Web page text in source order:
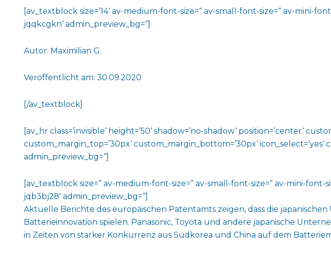
[av_textblock size=’14‘ av-medium-font-size=“ av-small-font-size=“ av-mini-
jqqkcgkn‘ admin_preview_bg=“]
Autor: Maximilian G.
Veröffentlicht am: 30.09.2020
[/av_textblock]
[av_hr class=’invisible‘ height=’50‘ shadow=’no-shadow‘ position=’center‘
custom_margin_top=’30px‘ custom_margin_bottom=’30px‘
admin_preview_bg=“]
[av_textblock size=“ av-medium-font-size=“ av-small-font-size=“ av-mini-font-
jqb3bj28′ admin_preview_bg=“]
Aktuelle Berichte des europäischen Patentamts zeigen, dass die
Batterieinnovation spielen. Panasonic, Toyota und andere japanische
in Zeiten von starker Konkurrenz aus Südkorea und China auf dem